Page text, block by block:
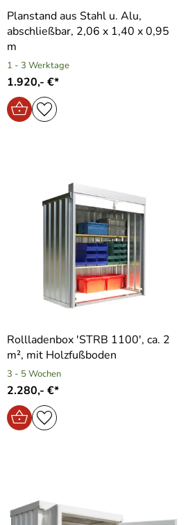
Planstand aus Stahl u. Alu,
abschließbar, 2,06 x 1,40 x 0,95
m
1 - 3 Werktage
1.920,- €*
Rollladenbox ′STRB 1100′, ca. 2
m², mit Holzfußboden
3 - 5 Wochen
2.280,- €*